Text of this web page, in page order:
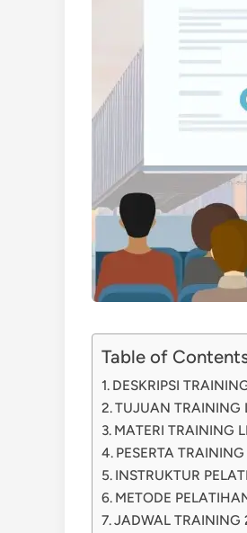
Table of
DESKRIPSI
TUJUAN TRAINING
MATERI TRAINING
PESERTA
INSTRUKTUR
METODE
JADWAL TRAINING